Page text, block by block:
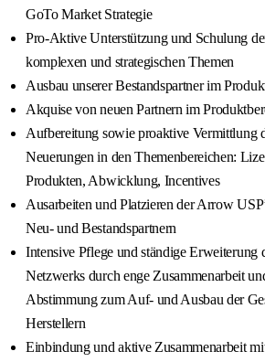
GoTo Market Strategie
Pro-Aktive Unterstützung und Schulung
komplexen und strategischen Themen
Ausbau unserer Bestandspartner im
Akquise von neuen Partnern im
Aufbereitung sowie proaktive Vermittlung
Neuerungen in den Themenbereichen:
Produkten, Abwicklung, Incentives
Ausarbeiten und Platzieren der Arrow
Neu- und Bestandspartnern
Intensive Pflege und ständige Erweiterung
Netzwerks durch enge Zusammenarbeit
Abstimmung zum Auf- und Ausbau der
Herstellern
Einbindung und aktive Zusammenarbeit